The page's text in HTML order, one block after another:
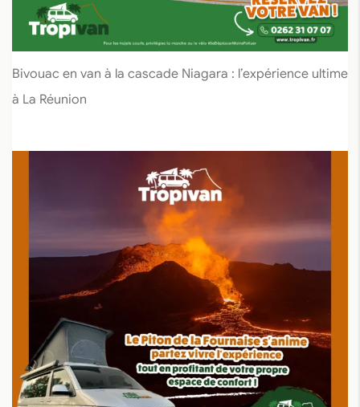
Bivouac en van à la cascade Niagara : l’expérience ultime
à La Réunion